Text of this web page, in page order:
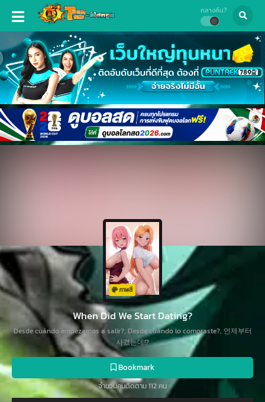
กลางคืน?
ภาพสี
When Did We Start Dating?
Desde cuándo empezamos a salir?, Desde cuándo lo compraste?, 언제부터
사겼는데!?
Bookmark
จำนวนคนติดตาม 112 คน